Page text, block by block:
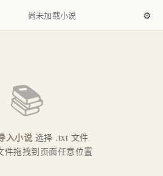
尚未加载小说 ⚙️
📚
入小说 选择 .txt 文件
件拖拽到页面任意位置